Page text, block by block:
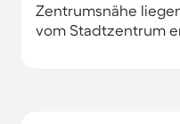
Zentrumsnähe
vom Stadtzentrum